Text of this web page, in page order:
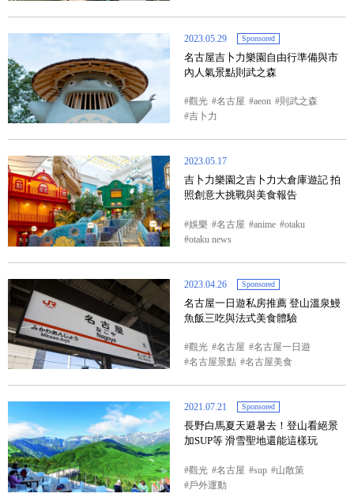
2023.05.29 Sponsored
名古屋吉卜力樂園自由行準備與市
內人氣景點則武之森
觀光 名古屋 aeon
則武之森
吉卜力
2023.05.17
吉卜力樂園之吉卜力大倉庫遊記 拍
照創意大挑戰與美食報告
娛樂 名古屋 anime
otaku
otaku news
2023.04.26 Sponsored
名古屋一日遊私房推薦 登山溫泉鰻
魚飯三吃與法式美食體驗
觀光 名古屋
名古屋一日遊
名古屋景點
名古屋美食
2021.07.21 Sponsored
長野白馬夏天避暑去！登山看絕景
加SUP等 滑雪聖地還能這樣玩
觀光 名古屋 sup
山散策
戶外運動